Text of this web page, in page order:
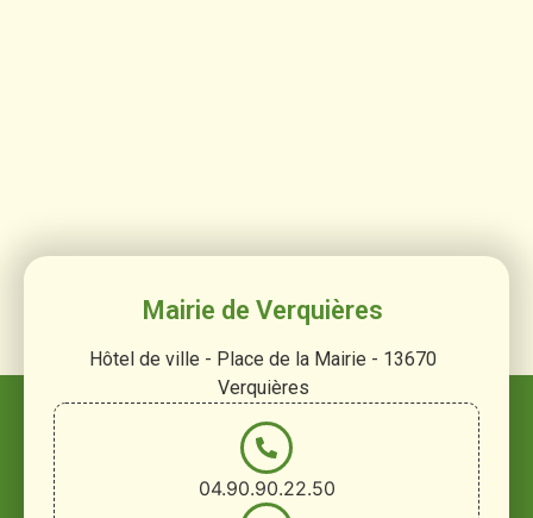
Mairie de Verquières
Hôtel de ville - Place de la Mairie - 13670
Verquières
04.90.90.22.50